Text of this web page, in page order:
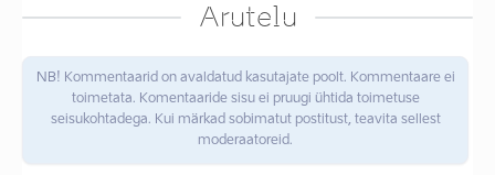
Arutelu
NB! Kommentaarid on avaldatud kasutajate poolt. Kommentaare ei
toimetata. Komentaaride sisu ei pruugi ühtida toimetuse
seisukohtadega. Kui märkad sobimatut postitust, teavita sellest
moderaatoreid.